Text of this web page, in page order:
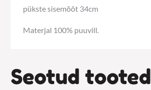
pükste sisemõõt 34cm
Materjal 100% puuvill.
Seotud tooted